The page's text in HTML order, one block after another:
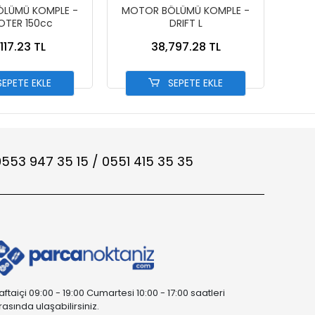
KOMPLE -
150cc
TL
EKLE
MOTOR BÖLÜMÜ KOMPLE -
DRIFT L
38,797.28 TL
SEPETE EKLE
947 35 15 / 0551 415 35 35
09:00 - 19:00 Cumartesi 10:00 - 17:00 saatleri
ulaşabilirsiniz.